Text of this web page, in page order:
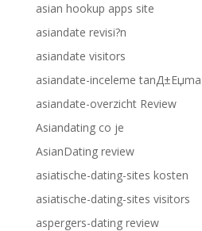
asian hookup apps site
asiandate revisi?n
asiandate visitors
asiandate-inceleme tanД±Еџma
asiandate-overzicht Review
Asiandating co je
AsianDating review
asiatische-dating-sites kosten
asiatische-dating-sites visitors
aspergers-dating review